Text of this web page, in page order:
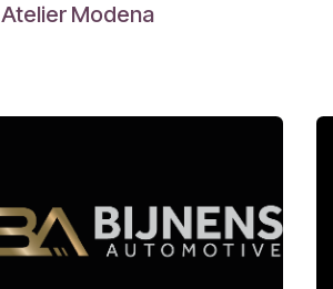
Atelier Modena